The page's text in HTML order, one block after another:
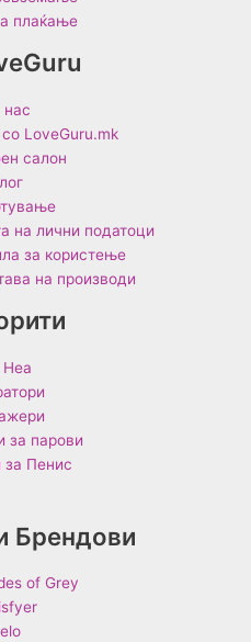
плаќање
нас
LoveGuru.mk
салон
на лични податоци
за користење
на производи
Неа
за парови
за Пенис
Брендови
of Grey